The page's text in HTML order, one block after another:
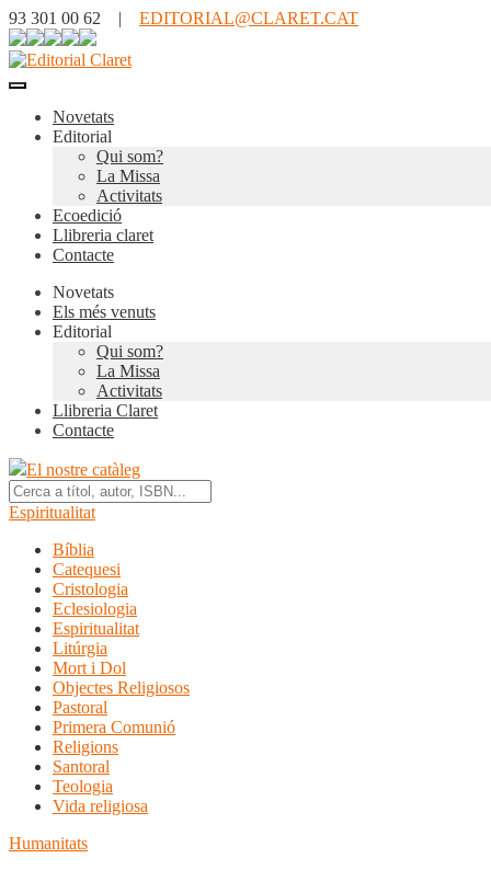
93 301 00 62 | EDITORIAL@CLARET.CAT
Novetats
Editorial
Qui som?
La Missa
Activitats
Ecoedició
Llibreria claret
Contacte
Novetats
Els més venuts
Editorial
Qui som?
La Missa
Activitats
Llibreria Claret
Contacte
El nostre catàleg
Espiritualitat
Bíblia
Catequesi
Cristologia
Eclesiologia
Espiritualitat
Litúrgia
Mort i Dol
Objectes Religiosos
Pastoral
Primera Comunió
Religions
Santoral
Teologia
Vida religiosa
Humanitats